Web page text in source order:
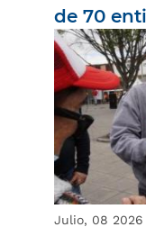
de 70
Julio, 08 2026